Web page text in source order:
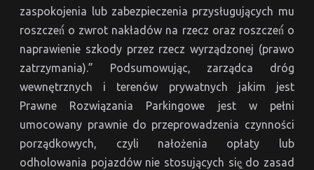
zaspokojenia lub zabezpieczenia przysługujących mu
roszczeń́ o zwrot nakładów na rzecz oraz roszczeń́ o
naprawienie szkody przez rzecz wyrządzonej (prawo
zatrzymania).” Podsumowując, zarządca dróg
wewnętrznych i terenów prywatnych jakim jest
Prawne Rozwiązania Parkingowe jest w pełni
umocowany prawnie do przeprowadzenia czynności
porządkowych, czyli nałożenia opłaty lub
odholowania pojazdów nie stosujących się̨ do zasad